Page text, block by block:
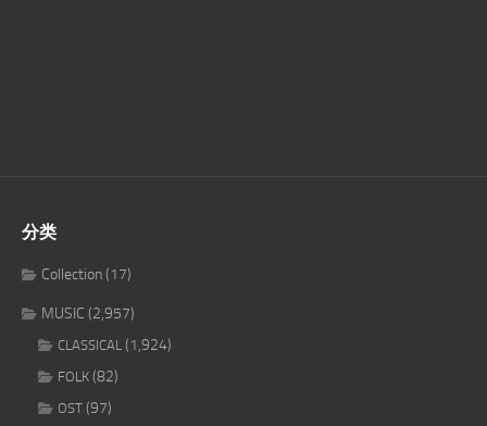
分类
Collection(17)
MUSIC (2,957)
CLASSICAL (1,924)
FOLK (82)
OST (97)